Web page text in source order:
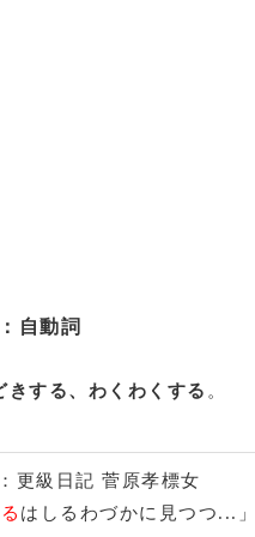
自動詞
きする、わくわくする 。
：更級日記 菅原孝標女
はしるわづかに見つつ...」